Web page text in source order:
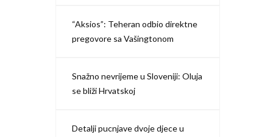
“Aksios”: Teheran odbio direktne
pregovore sa Vašingtonom
Snažno nevrijeme u Sloveniji: Oluja
se bliži Hrvatskoj
Detalji pucnjave dvoje djece u